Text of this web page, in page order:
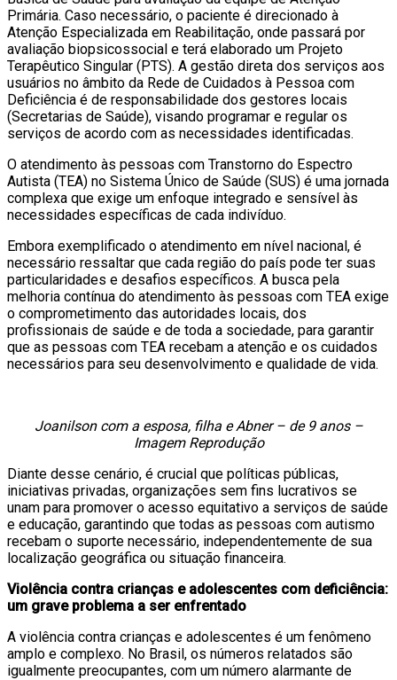
Primária. Caso necessário, o paciente é direcionado à
Atenção Especializada em Reabilitação, onde passará por
avaliação biopsicossocial e terá elaborado um Projeto
Terapêutico Singular (PTS). A gestão direta dos serviços aos
usuários no âmbito da Rede de Cuidados à Pessoa com
Deficiência é de responsabilidade dos gestores locais
(Secretarias de Saúde), visando programar e regular os
serviços de acordo com as necessidades identificadas.
O atendimento às pessoas com Transtorno do Espectro
Autista (TEA) no Sistema Único de Saúde (SUS) é uma jornada
complexa que exige um enfoque integrado e sensível às
necessidades específicas de cada indivíduo.
Embora exemplificado o atendimento em nível nacional, é
necessário ressaltar que cada região do país pode ter suas
particularidades e desafios específicos. A busca pela
melhoria contínua do atendimento às pessoas com TEA exige
o comprometimento das autoridades locais, dos
profissionais de saúde e de toda a sociedade, para garantir
que as pessoas com TEA recebam a atenção e os cuidados
necessários para seu desenvolvimento e qualidade de vida.
Joanilson com a esposa, filha e Abner – de 9 anos –
Imagem Reprodução
Diante desse cenário, é crucial que políticas públicas,
iniciativas privadas, organizações sem fins lucrativos se
unam para promover o acesso equitativo a serviços de saúde
e educação, garantindo que todas as pessoas com autismo
recebam o suporte necessário, independentemente de sua
localização geográfica ou situação financeira.
Violência contra crianças e adolescentes com deficiência:
um grave problema a ser enfrentado
A violência contra crianças e adolescentes é um fenômeno
amplo e complexo. No Brasil, os números relatados são
igualmente preocupantes, com um número alarmante de